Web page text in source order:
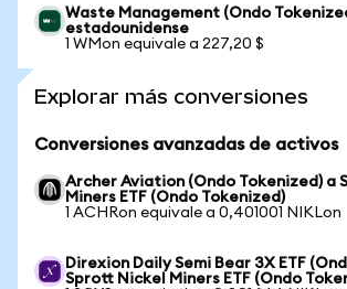
Waste Management (Ondo
estadounidense
1 WMon equivale a 227,20 $
Explorar más conversiones
Conversiones avanzadas de activos
Archer Aviation (Ondo Tokenized) a
Miners ETF (Ondo Tokenized)
1 ACHRon equivale a 0,401001 NIKLon
Direxion Daily Semi Bear 3X ETF
Sprott Nickel Miners ETF (Ondo